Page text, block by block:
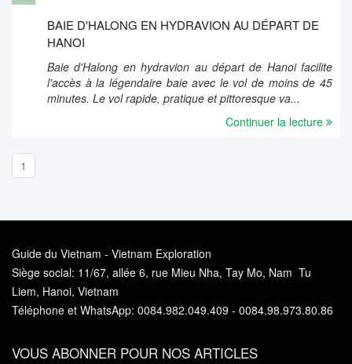
BAIE D'HALONG EN HYDRAVION AU DÉPART DE
HANOI
Baie d'Halong en hydravion au départ de Hanoi facilite
l'accès à la légendaire baie avec le vol de moins de 45
minutes. Le vol rapide, pratique et pittoresque va...
Continuer la lecture
1
Guide du Vietnam - Vietnam Exploration
Siège social: 11/67, allée 6, rue Mieu Nha, Tay Mo, Nam Tu
Liem, Hanoi, Vietnam
Téléphone et WhatsApp: 0084.982.049.409 - 0084.98.973.80.86
VOUS ABONNER POUR NOS ARTICLES